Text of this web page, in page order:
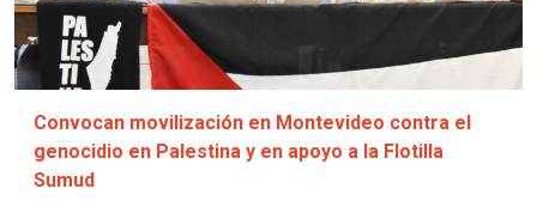
Convocan movilización en Montevideo contra el
genocidio en Palestina y en apoyo a la Flotilla
Sumud